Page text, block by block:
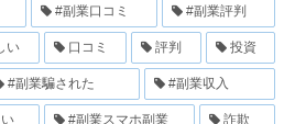
#副業口コミ #副業評判
い 口コミ 評判 投資
#副業騙された #副業収入
#副業スマホ副業 詐欺